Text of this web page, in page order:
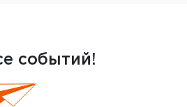
событий!